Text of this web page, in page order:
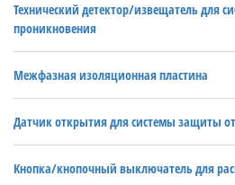
Технический детектор/извещатель для
проникновения
Межфазная изоляционная пластина
Датчик открытия для системы защиты
Кнопка/кнопочный выключатель для